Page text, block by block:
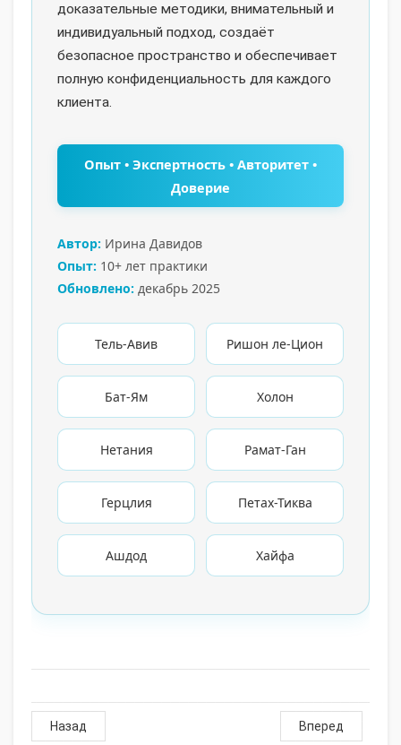
доказательные методики, внимательный и
индивидуальный подход, создаёт
безопасное пространство и обеспечивает
полную конфиденциальность для каждого
клиента.
Опыт • Экспертность • Авторитет •
Доверие
Автор: Ирина Давидов
Опыт: 10+ лет практики
Обновлено: декабрь 2025
Тель-Авив Ришон ле-Цион
Бат-Ям Холон
Нетания Рамат-Ган
Герцлия Петах-Тиква
Ашдод Хайфа
Вперед
Назад